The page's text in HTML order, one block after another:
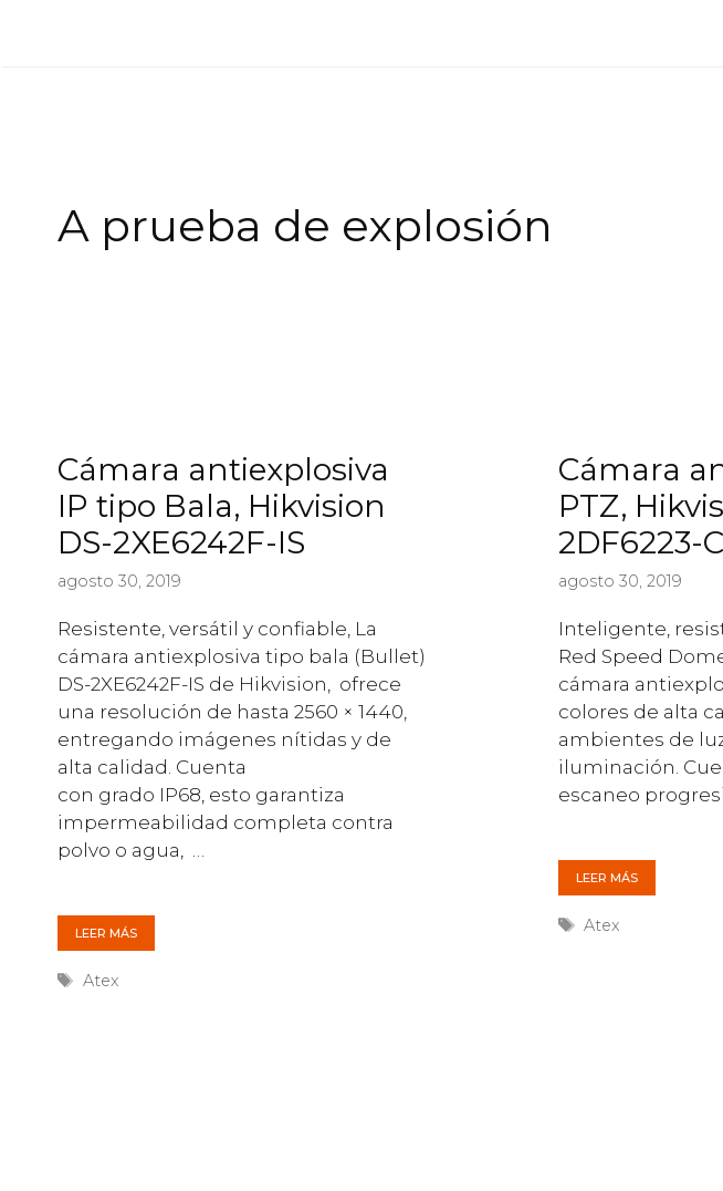
A prueba de explosión
Cámara antiexplosiva
IP tipo Bala, Hikvision
DS-2XE6242F-IS
agosto 30, 2019
Resistente, versátil y confiable, La
cámara antiexplosiva tipo bala (Bullet)
DS-2XE6242F-IS de Hikvision, ofrece
una resolución de hasta 2560 × 1440,
entregando imágenes nítidas y de
alta calidad. Cuenta
con grado IP68, esto garantiza
impermeabilidad completa contra
polvo o agua, …
LEER MÁS
Etiquetas
Atex
Cámara
PTZ,
2DF6223-
agosto 30, 2019
Inteligente,
Red Speed
cámara
colores de alta
ambientes de
iluminación.
escaneo
LEER MÁS
Etiquetas
Atex